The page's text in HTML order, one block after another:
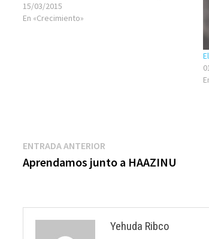
alegre, optimista real, para que de esa forma
tengas a tu alcance la dignidad del poderoso.
15/03/2015
En «Crecimiento»
Navegación
de
ENTRADA ANTERIOR
anterior:
Aprendamos junto a HAAZINU
Yehuda Ribco